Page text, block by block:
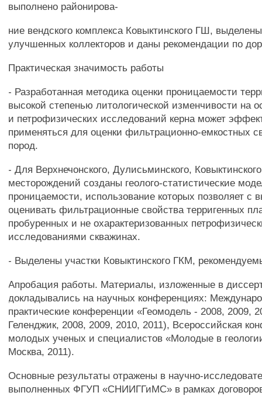
выполнено районирова-
ние вендского комплекса Ковыктинского ГШ,
улучшенных коллекторов и даны рекомендации по
Практическая значимость работы
- Разработанная методика оценки проницаемости
высокой степенью литологической изменчивости на
и петрофизических исследований керна может
применяться для оценки фильтрационно-емкостных
пород.
- Для Верхнечонского, Дулисьминского,
месторождений созданы геолого-статистические
проницаемости, использование которых позволяет с
оценивать фильтрационные свойства терригенных
пробуренных и не охарактеризованных
исследованиями скважинах.
- Выделены участки Ковыктинского ГКМ,
Апробация работы. Материалы, изложенные в
докладывались на научных конференциях:
практические конференции «Геомодель - 2008, 2009,
Геленджик, 2008, 2009, 2010, 2011), Всероссийская
молодых ученых и специалистов «Молодые в
Москва, 2011).
Основные результаты отражены в научно-
выполненных ФГУП «СНИИГГиМС» в рамках